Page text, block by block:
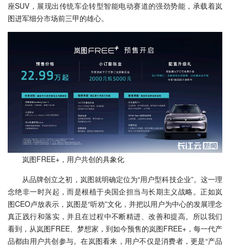
座SUV，展现出传统车企转型智能电动赛道的强劲势能，承载着岚
图进军细分市场前三甲的雄心。
岚图FREE+，用户共创的具象化
从品牌创立之初，岚图就明确定位为“用户型科技企业”。这一理
念绝非一时兴起，而是根植于央国企担当与长期主义战略。正如岚
图CEO卢放表示，岚图是“听劝”文化，并把以用户为中心的发展理念
真正践行和落实，并且在过程中不断精进、改善和提高。所以我们
看到，从岚图FREE、梦想家，到如今预售的岚图FREE+，每一代产
品都由用户共创参与。在岚图看来，用户不仅是消费者，更是“产品